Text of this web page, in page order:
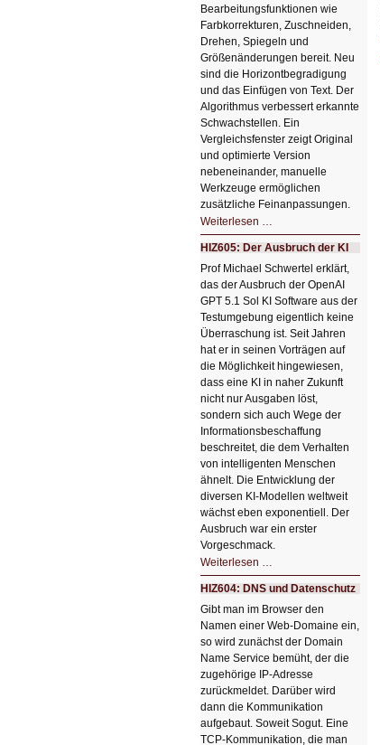
Bearbeitungsfunktionen wie
Farbkorrekturen, Zuschneiden,
Drehen, Spiegeln und
Größenänderungen bereit. Neu
sind die Horizontbegradigung
und das Einfügen von Text. Der
Algorithmus verbessert erkannte
Schwachstellen. Ein
Vergleichsfenster zeigt Original
und optimierte Version
nebeneinander, manuelle
Werkzeuge ermöglichen
zusätzliche Feinanpassungen.
Weiterlesen …
Bildverschönerung
mit
einem
Klick
HIZ606:
Bildverschönerung
mit
einem
Klick
HIZ605: Der Ausbruch der KI
Prof Michael Schwertel erklärt,
das der Ausbruch der OpenAI
GPT 5.1 Sol KI Software aus der
Testumgebung eigentlich keine
Überraschung ist. Seit Jahren
hat er in seinen Vorträgen auf
die Möglichkeit hingewiesen,
dass eine KI in naher Zukunft
nicht nur Ausgaben löst,
sondern sich auch Wege der
Informationsbeschaffung
beschreitet, die dem Verhalten
von intelligenten Menschen
ähnelt. Die Entwicklung der
diversen KI-Modellen weltweit
wächst eben exponentiell. Der
Ausbruch war ein erster
Vorgeschmack.
Weiterlesen …
Der
Ausbruch
der
KI
HIZ604: DNS und Datenschutz
Gibt man im Browser den
Namen einer Web-Domaine ein,
so wird zunächst der Domain
Name Service bemüht, der die
zugehörige IP-Adresse
zurückmeldet. Darüber wird
dann die Kommunikation
aufgebaut. Soweit Sogut. Eine
TCP-Kommunikation, die man